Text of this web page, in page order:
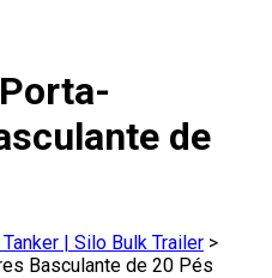
de
| Silo Bulk Trailer >
Basculante de 20 Pés